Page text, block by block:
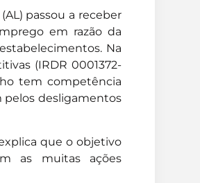
passou a receber
em razão da
Na
(IRDR 0001372-
tem competência
pelos desligamentos
que o objetivo
as muitas ações